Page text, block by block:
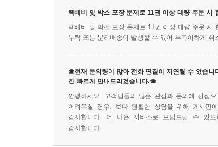
택배비 및 박스 포장 문제로 11권 이상 대량 주문 시
택배비 및 박스 포장 문제로 11권 이상 대량 주문
누락 또는 분리배송이 발생할 수 있어 부득이하게 취
☎현재 문의량이 많아 전화 연결이 지연될 수 있습니
한 빠르게 안내드리겠습니다.☎
안녕하세요. 고객님들의 많은 관심과 문의에 진심
어려우실 경우, 보다 원활한 상담을 위해 게시판
감사합니다. 더 나은 서비스로 보답드릴 수 있도
감사합니다